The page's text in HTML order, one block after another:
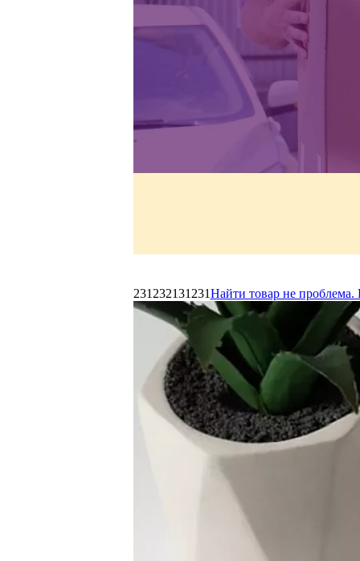
231232131231Найти товар не проблема.